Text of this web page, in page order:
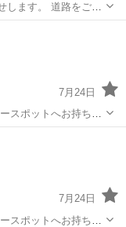
します。 道路をご利
するために適切に誘
経験でも安心!!> 丁
7月24日
ポットへお持ち込
用品、こども用品、
が無料でまとめて持
7月24日
ポットへお持ち込